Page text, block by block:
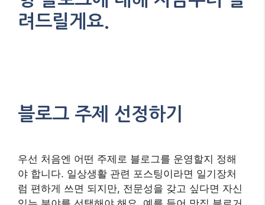
려드릴게요.
블로그 주제 선정하기
우선 처음엔 어떤 주제로 블로그를 운영할지 정해
야 합니다. 일상생활 관련 포스팅이라면 일기장처
럼 편하게 쓰면 되지만, 전문성을 갖고 싶다면 자신